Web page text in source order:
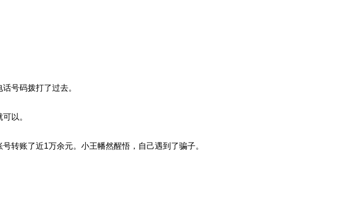
号码拨打了过去。
以。
转账了近1万余元。小王幡然醒悟，自己遇到了骗子。